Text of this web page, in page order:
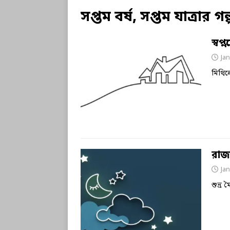
সপ্তম বর্ষ, সপ্তম যাত্রার
শুভ্র